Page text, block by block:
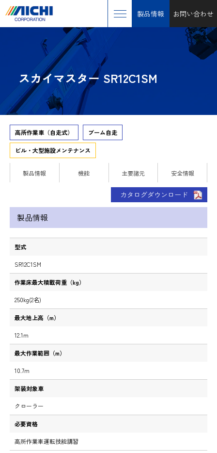
製品情報 お問い合わせ
スカイマスター SR12C1SM
高所作業車（自走式） ブーム自走
ビル・大型施設メンテナンス
製品情報 機能 主要諸元 安全情報
カタログダウンロード
製品情報
型式
SR12C1SM
作業床最大積載荷重（kg）
250kg(2名)
最大地上高（m）
12.1m
最大作業範囲（m）
10.7m
架装対象車
クローラー
必要資格
高所作業車運転技能講習